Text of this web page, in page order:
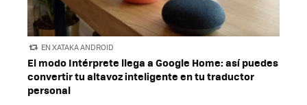
EN XATAKA ANDROID
El modo Intérprete llega a Google Home: así puedes
convertir tu altavoz inteligente en tu traductor
personal